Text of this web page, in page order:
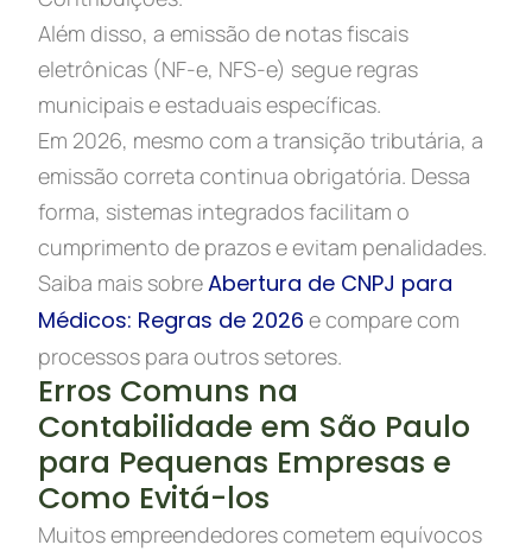
Além disso, a emissão de notas fiscais
eletrônicas (NF-e, NFS-e) segue regras
municipais e estaduais específicas.
Em 2026, mesmo com a transição tributária, a
emissão correta continua obrigatória. Dessa
forma, sistemas integrados facilitam o
cumprimento de prazos e evitam penalidades.
Saiba mais sobreAbertura de CNPJ para
Médicos: Regras de 2026 e compare com
processos para outros setores.
Erros Comuns na
Contabilidade em São Paulo
para Pequenas Empresas e
Como Evitá-los
Muitos empreendedores cometem equívocos